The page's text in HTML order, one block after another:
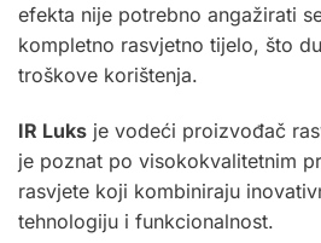
efekta nije potrebno angažirati
kompletno rasvjetno tijelo, što
troškove korištenja.
IR Luks je vodeći proizvođač
je poznat po visokokvalitetnim
rasvjete koji kombiniraju
tehnologiju i funkcionalnost.